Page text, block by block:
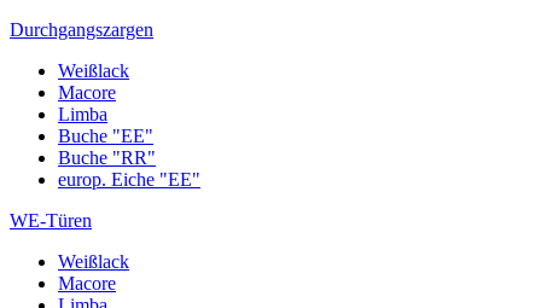
Durchgangszargen
Weißlack
Macore
Limba
Buche "EE"
Buche "RR"
europ. Eiche "EE"
WE-Türen
Weißlack
Macore